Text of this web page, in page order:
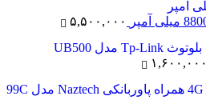
۵,۵۰۰,۰۰۰
۱,۶۰۰,۰۰۰